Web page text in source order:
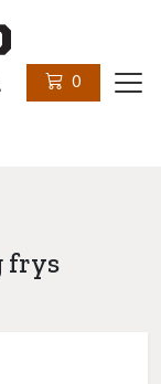
0
frys